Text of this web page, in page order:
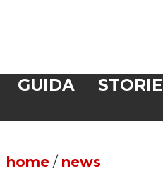
GUIDA STORIE
home / news